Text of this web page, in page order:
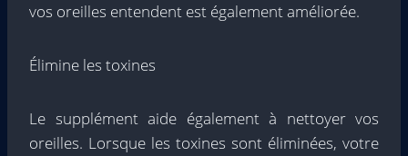
vos oreilles entendent est également améliorée.
Élimine les toxines
Le supplément aide également à nettoyer vos
oreilles. Lorsque les toxines sont éliminées, votre